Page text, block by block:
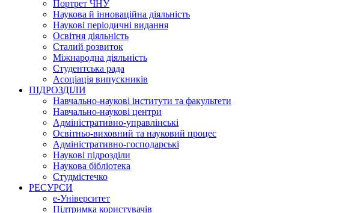
Портрет ЧНУ
Наукова й інноваційна діяльність
Наукові періодичні видання
Освітня діяльність
Сталий розвиток
Міжнародна діяльність
Студентська рада
Асоціація випускників
ПІДРОЗДІЛИ
Навчально-наукові інститути та факультети
Навчально-наукові центри
Адміністративно-управлінські
Освітньо-виховний та науковий процес
Адміністративно-господарські
Наукові підрозділи
Наукова бібліотека
Студмістечко
РЕСУРСИ
е-Університет
Підтримка користувачів